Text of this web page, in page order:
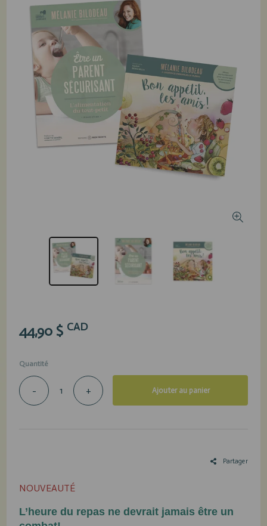
44,90 $ CAD
Quantité
- + Ajouter au panier
Partager
NOUVEAUTÉ
L’heure du repas ne devrait jamais être un